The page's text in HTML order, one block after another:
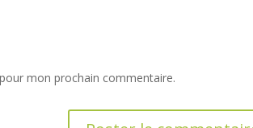
mon prochain commentaire.